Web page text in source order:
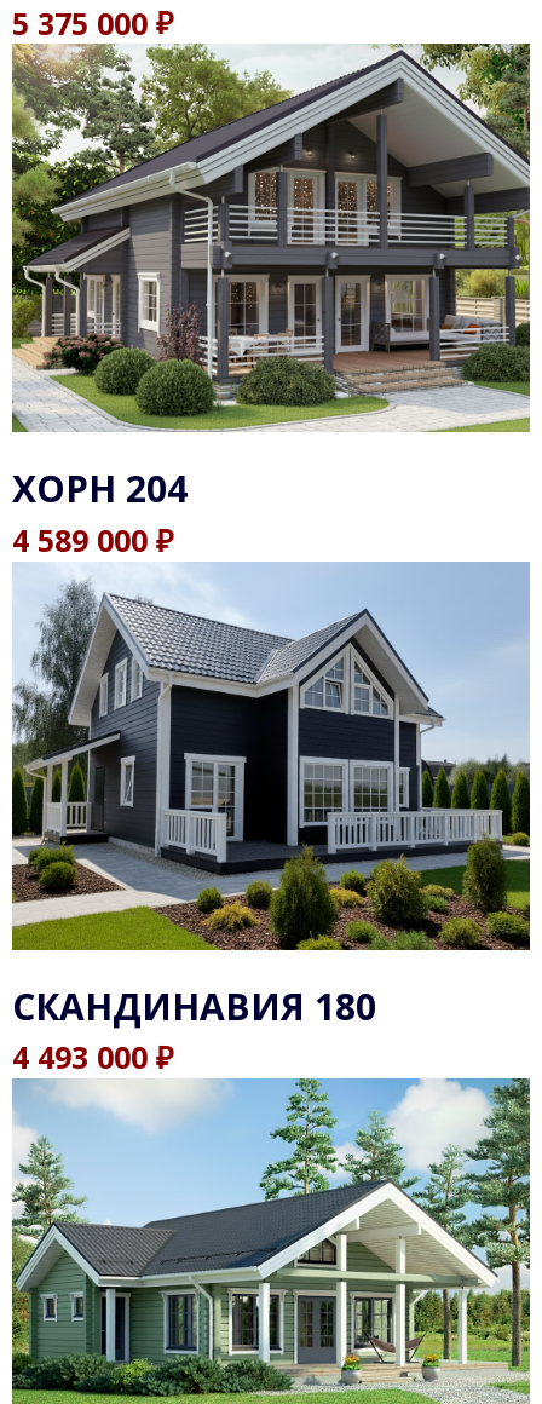
5 375 000 ₽
ХОРН 204
4 589 000 ₽
СКАНДИНАВИЯ 180
4 493 000 ₽